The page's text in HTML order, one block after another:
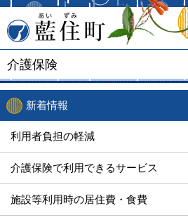
介護保険
新着情報
利用者負担の軽減
介護保険で利用できるサービス
施設等利用時の居住費・食費